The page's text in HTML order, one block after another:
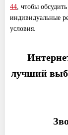
44, чтобы
индивидуальные
условия.
лучший